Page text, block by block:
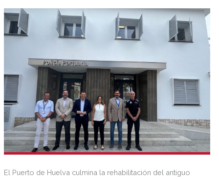
El Puerto de Huelva culmina la rehabilitación del antiguo